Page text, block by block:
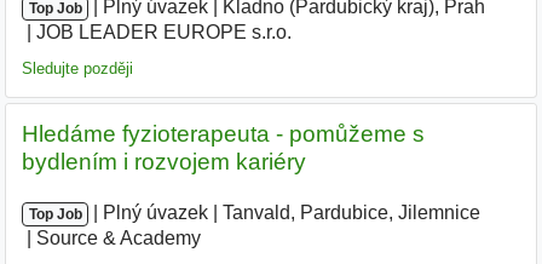
Top Job Plný úvazek Kladno (Pardubický kraj), Prah
JOB LEADER EUROPE s.r.o.
Sledujte později
Hledáme fyzioterapeuta - pomůžeme s
bydlením i rozvojem kariéry
Top Job Plný úvazek Tanvald, Pardubice, Jilemnice
Source & Academy|